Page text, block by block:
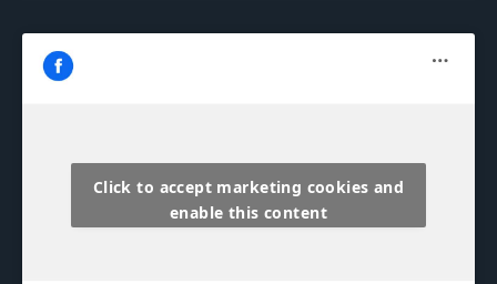
Click to accept marketing cookies and
enable this content